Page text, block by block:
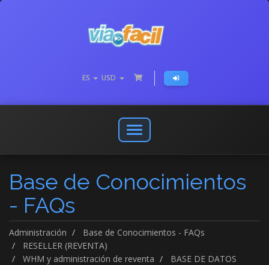
ES USD
Abrir
o
menú
de
Base de Conocimientos
- FAQs
Administración
Base de Conocimientos - FAQs
RESELLER (REVENTA)
WHM y administración de reventa
BASE DE DATOS